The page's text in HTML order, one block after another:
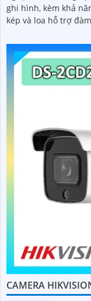
ghi hình, kèm khả
kép và loa hỗ trợ
CAMERA